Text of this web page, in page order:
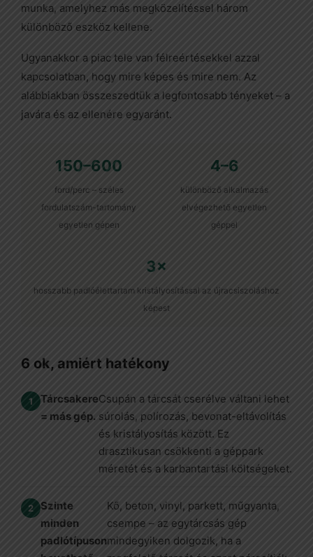
munka, amelyhez más megközelítéssel három
különböző eszköz kellene.
Ugyanakkor a piac tele van félreértésekkel azzal
kapcsolatban, hogy mire képes és mire nem. Az
alábbiakban összeszedtük a legfontosabb tényeket – a
javára és az ellenére egyaránt.
150–600
ford/perc – széles
fordulatszám-tartomány
egyetlen gépen
4–6
különböző alkalmazás
elvégezhető egyetlen
géppel
3×
hosszabb padlóélettartam kristályosítással az újracsiszoláshoz
képest
6 ok, amiért hatékony
Tárcsakere
= más gép.
Csupán a tárcsát cserélve váltani lehet
súrolás, polírozás, bevonat-eltávolítás
és kristályosítás között. Ez
drasztikusan csökkenti a géppark
méretét és a karbantartási költségeket.
Szinte
minden
padlótípuson
Kő, beton, vinyl, parkett, műgyanta,
csempe – az egytárcsás gép
mindegyiken dolgozik, ha a